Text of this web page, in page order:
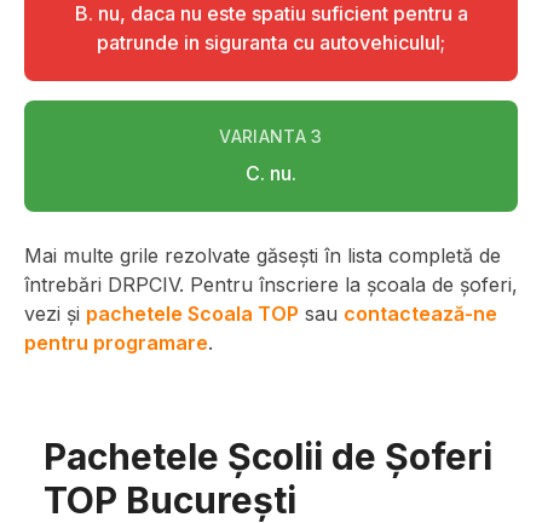
B. nu, daca nu este spatiu suficient pentru a
patrunde in siguranta cu autovehiculul;
VARIANTA3
C. nu.
Mai multe grile rezolvate găsești în lista completă de
întrebări DRPCIV. Pentru înscriere la școala de șoferi,
vezi și pachetele Scoala TOP sau contactează-ne
pentru programare.
Pachetele Școlii de Șoferi
TOP București